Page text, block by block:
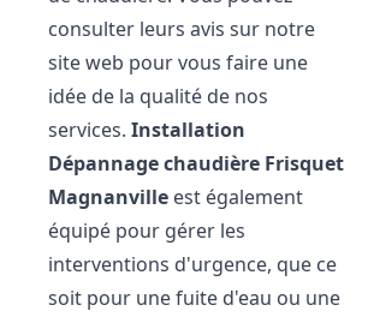
consulter leurs avis sur notre
site web pour vous faire une
idée de la qualité de nos
services.Installation
Dépannage chaudière Frisquet
Magnanville est également
équipé pour gérer les
interventions d'urgence, que ce
soit pour une fuite d'eau ou une